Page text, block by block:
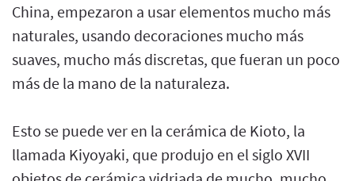
China, empezaron a usar elementos mucho más
naturales, usando decoraciones mucho más
suaves, mucho más discretas, que fueran un poco
más de la mano de la naturaleza.
Esto se puede ver en la cerámica de Kioto, la
llamada Kiyoyaki, que produjo en el siglo XVII